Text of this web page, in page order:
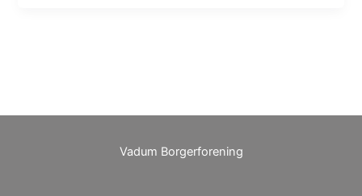
Vadum Borgerforening